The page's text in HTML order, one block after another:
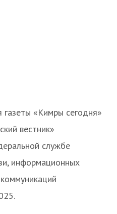
«Кимры сегодня»
вестник»
службе
информационных